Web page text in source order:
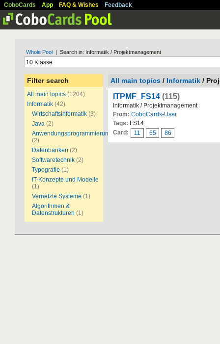
CoboCards App FAQ & Wishes Feedback
Whole Pool | Search in: Informatik / Projektmanagement
Filter search
All main topics (1204)
Informatik (42)
Wirtschaftsinformatik (3)
Java (2)
Anwendungsprogrammierung
(2)
Datenbanken (2)
Softwaretechnik (2)
Typografie (1)
IT-Konzepte und Modelle
(1)
Vernetzte Systeme (1)
Algorithmen &
Datenstrukturen (1)
All main topics / Informatik /
ITPMF_FS14 (115)
Informatik / Projektmanagement
From: CoboCards-User
Tags: FS14
Card:
11 65 86